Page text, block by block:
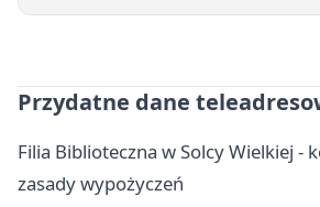
Przydatne dane
Filia Biblioteczna w Solcy Wielkiej -
zasady wypożyczeń